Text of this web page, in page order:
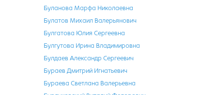
Буланова Марфа Николаевна
Булатов Михаил Валерьянович
Булгатова Юлия Сергеевна
Булгутова Ирина Владимировна
Булдаев Александр Сергеевич
Бураев Дмитрий Игнатьевич
Бураева Светлана Валерьевна